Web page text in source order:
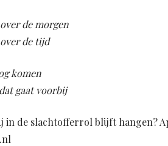
de morgen
de tijd
komen
gaat voorbij
in de slachtofferrol blijft hangen?